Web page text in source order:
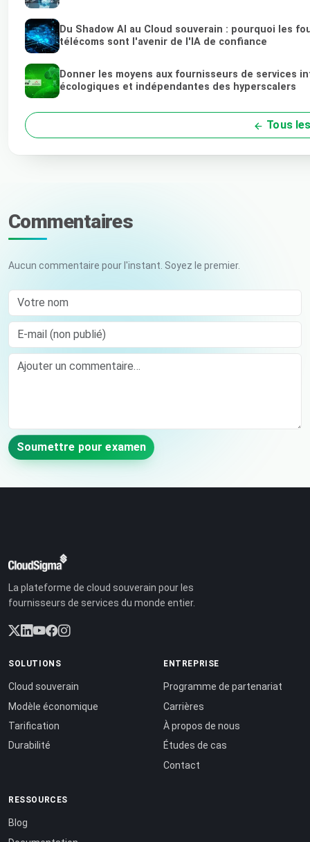
Du Shadow AI au Cloud souverain : pourquoi les
télécoms sont l'avenir de l'IA de confiance
Donner les moyens aux fournisseurs de services
écologiques et indépendantes des hyperscalers
Tous
Commentaires
Aucun commentaire pour l'instant. Soyez le premier.
Votre nom
E-mail (non publié)
Comment
Soumettre pour examen
La plateforme de cloud souverain pour les
fournisseurs de services du monde entier.
SOLUTIONS
Cloud souverain
Modèle économique
Tarification
Durabilité
ENTREPRISE
Programme de partenariat
Carrières
À propos de nous
Études de cas
Contact
RESSOURCES
Blog